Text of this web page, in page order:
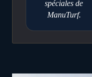
spéciales de
ManuTurf.